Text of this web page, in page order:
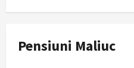
Pensiuni Maliuc